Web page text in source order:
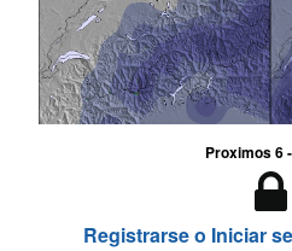
Proximos 6
Registrarse o Iniciar